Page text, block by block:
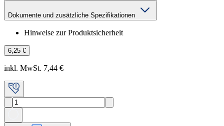
Dokumente und zusätzliche Spezifikationen
Hinweise zur Produktsicherheit
6,25 €
inkl. MwSt. 7,44 €